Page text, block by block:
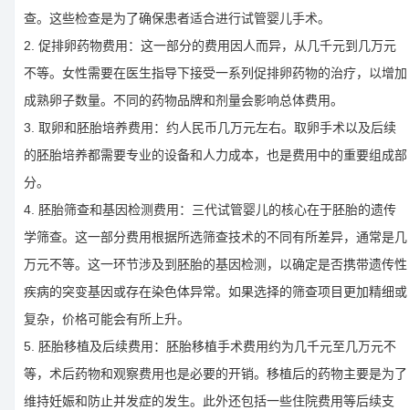
查。这些检查是为了确保患者适合进行试管婴儿手术。
2. 促排卵药物费用：这一部分的费用因人而异，从几千元到几万元
不等。女性需要在医生指导下接受一系列促排卵药物的治疗，以增加
成熟卵子数量。不同的药物品牌和剂量会影响总体费用。
3. 取卵和胚胎培养费用：约人民币几万元左右。取卵手术以及后续
的胚胎培养都需要专业的设备和人力成本，也是费用中的重要组成部
分。
4. 胚胎筛查和基因检测费用：三代试管婴儿的核心在于胚胎的遗传
学筛查。这一部分费用根据所选筛查技术的不同有所差异，通常是几
万元不等。这一环节涉及到胚胎的基因检测，以确定是否携带遗传性
疾病的突变基因或存在染色体异常。如果选择的筛查项目更加精细或
复杂，价格可能会有所上升。
5. 胚胎移植及后续费用：胚胎移植手术费用约为几千元至几万元不
等，术后药物和观察费用也是必要的开销。移植后的药物主要是为了
维持妊娠和防止并发症的发生。此外还包括一些住院费用等后续支